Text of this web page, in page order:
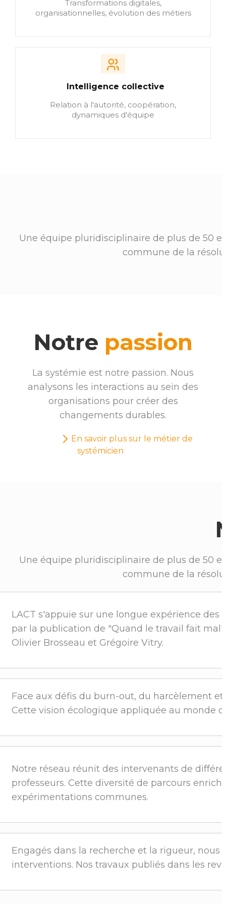
Transformations digitales,
organisationnelles, évolution des métiers
Intelligence collective
Relation à l'autorité, coopération,
dynamiques d'équipe
Une équipe pluridisciplinaire de plus de 50
commune de la
Notre passion
La systémie est notre passion. Nous
analysons les interactions au sein des
organisations pour créer des
changements durables.
En savoir plus sur le métier de
systémicien
Une équipe pluridisciplinaire de plus de 50
commune de la
LACT s'appuie sur une longue expérience
par la publication de "Quand le travail fait
Olivier Brosseau et Grégoire Vitry.
Face aux défis du burn-out, du harcèlement
Cette vision écologique appliquée au monde
Notre réseau réunit des intervenants de
professeurs. Cette diversité de parcours
expérimentations communes.
Engagés dans la recherche et la rigueur,
interventions. Nos travaux publiés dans les